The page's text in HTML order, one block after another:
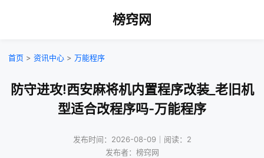
榜窍网
首页 > 资讯中心 > 万能程序
防守进攻!西安麻将机内置程序改装_老旧机
型适合改程序吗-万能程序
发布时间：2026-08-09｜阅读：2
发布者：榜窍网